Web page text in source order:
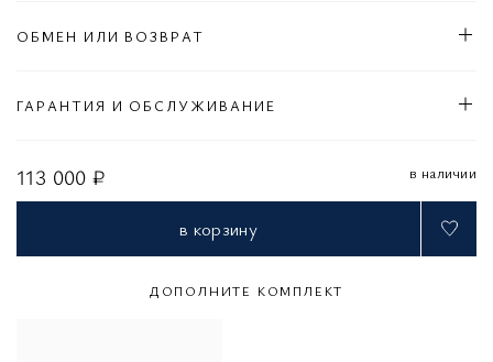
113 000 ₽ в наличии
в корзину
ОБМЕН ИЛИ ВОЗВРАТ
ГАРАНТИЯ И ОБСЛУЖИВАНИЕ
ДОПОЛНИТЕ КОМПЛЕКТ